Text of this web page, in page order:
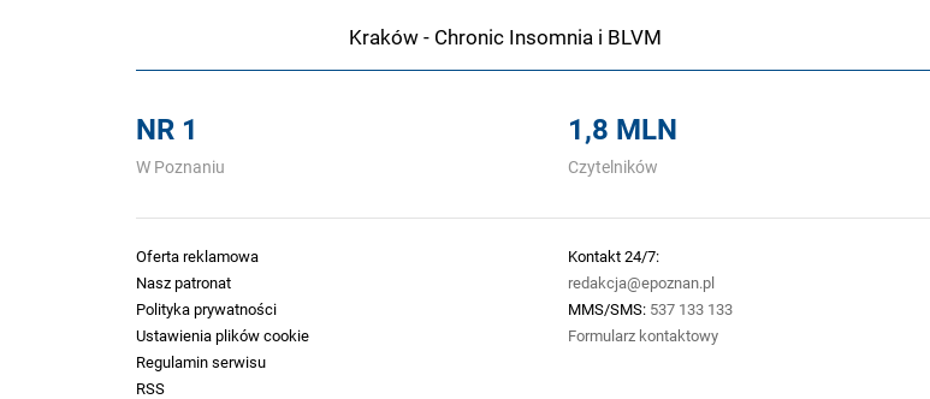
Kraków - Chronic Insomnia i BLVM
NR 1
W Poznaniu
1,8 MLN
Czytelników
Oferta reklamowa
Nasz patronat
Polityka prywatności
Ustawienia plików cookie
Regulamin serwisu
RSS
Kontakt 24/7:
redakcja@epoznan.pl
MMS/SMS: 537 133 133
Formularz kontaktowy